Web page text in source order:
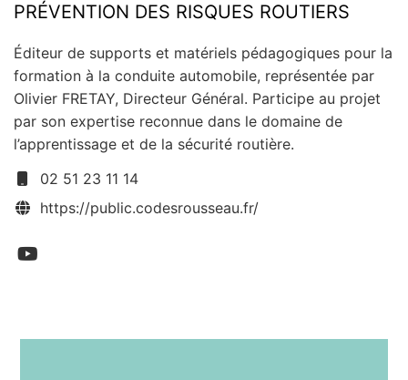
PRÉVENTION DES RISQUES ROUTIERS
Éditeur de supports et matériels pédagogiques pour la
formation à la conduite automobile, représentée par
Olivier FRETAY, Directeur Général. Participe au projet
par son expertise reconnue dans le domaine de
l’apprentissage et de la sécurité routière.
02 51 23 11 14
https://public.codesrousseau.fr/